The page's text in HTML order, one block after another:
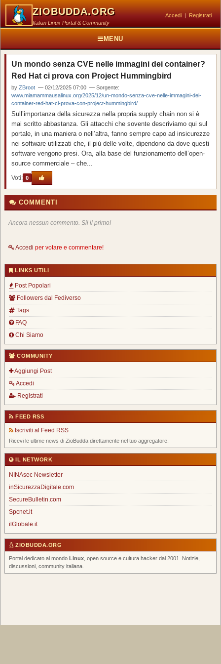
ZIOBUDDA.ORG
Italian Linux Portal & Community
Accedi | Registrati
MENU
Un mondo senza CVE nelle immagini dei container?
Red Hat ci prova con Project Hummingbird
by ZBroot — 02/12/2025 07:00 — Sorgente:
www.miamammausalinux.org/2025/12/un-mondo-senza-cve-nelle-immagini-dei-
container-red-hat-ci-prova-con-project-hummingbird/
Sull’importanza della sicurezza nella propria supply chain non si è
mai scritto abbastanza. Gli attacchi che sovente descriviamo qui sul
portale, in una maniera o nell’altra, fanno sempre capo ad insicurezze
nei software utilizzati che, il più delle volte, dipendono da dove questi
software vengono presi. Ora, alla base del funzionamento dell’open-
source commerciale – che...
Voti: 0
COMMENTI
Ancora nessun commento. Sii il primo!
Accedi per votare e commentare!
LINKS UTILI
Post Popolari
Followers dal Fediverso
Tags
FAQ
Chi Siamo
COMMUNITY
Aggiungi Post
Accedi
Registrati
FEED RSS
Iscriviti al Feed RSS
Ricevi le ultime news di ZioBudda direttamente nel tuo aggregatore.
IL NETWORK
NINAsec Newsletter
inSicurezzaDigitale.com
SecureBulletin.com
Spcnet.it
ilGlobale.it
ZIOBUDDA.ORG
Portal dedicato al mondo Linux , open source e cultura hacker dal 2001. Notizie,
discussioni, community italiana.